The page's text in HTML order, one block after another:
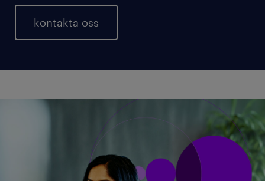
kontakta oss